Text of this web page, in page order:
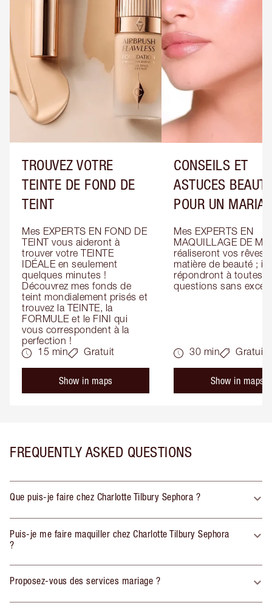
TROUVEZ VOTRE
TEINTE DE FOND DE
TEINT
Mes EXPERTS EN FOND DE
TEINT vous aideront à
trouver votre TEINTE
IDÉALE en seulement
quelques minutes !
Découvrez mes fonds de
teint mondialement prisés et
trouvez la TEINTE, la
FORMULE et le FINI qui
vous correspondent à la
perfection !
15 min
Gratuit
Show in maps
CONSEILS ET
ASTUCES
POUR UN
Mes EXPERTS EN
MAQUILLAGE DE
réaliseront vos rêves
matière de beauté ; ils
répondront à toutes
questions sans
30 min Gratuit
Show in maps
FREQUENTLY ASKED QUESTIONS
Que puis-je faire chez Charlotte Tilbury Sephora ?
Puis-je me faire maquiller chez Charlotte Tilbury Sephora
?
Proposez-vous des services mariage ?